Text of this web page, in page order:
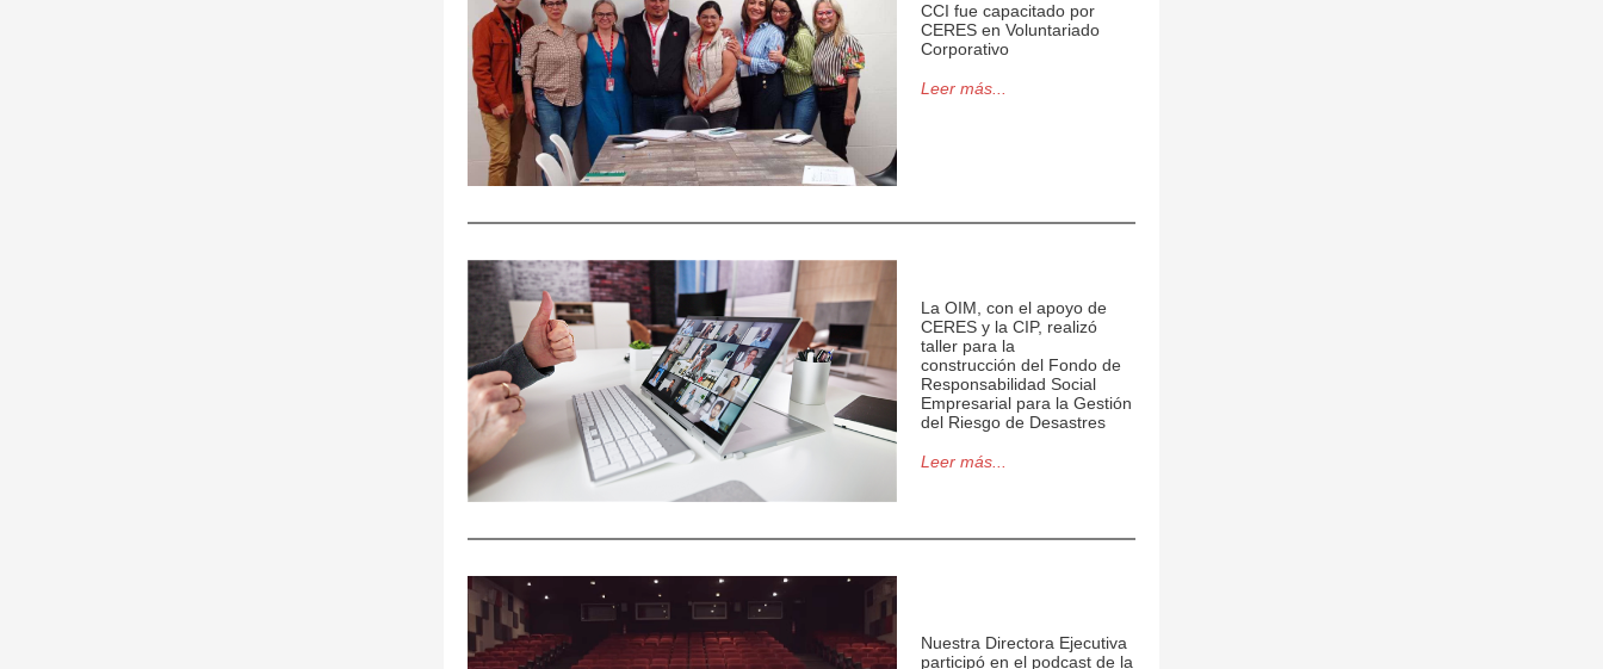
CCI fue capacitado por
CERES en Voluntariado
Corporativo
Leer más...
La OIM, con el apoyo de
CERES y la CIP, realizó
taller para la
construcción del Fondo de
Responsabilidad Social
Empresarial para la Gestión
del Riesgo de Desastres
Leer más...
Nuestra Directora Ejecutiva
participó en el podcast de la